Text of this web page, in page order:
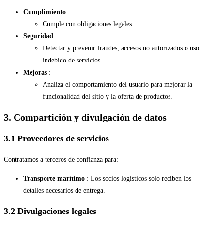
Cumplimiento :
Cumple con obligaciones legales.
Seguridad :
Detectar y prevenir fraudes, accesos no autorizados o uso
indebido de servicios.
Mejoras :
Analiza el comportamiento del usuario para mejorar la
funcionalidad del sitio y la oferta de productos.
3. Compartición y divulgación de datos
3.1 Proveedores de servicios
Contratamos a terceros de confianza para:
Transporte marítimo : Los socios logísticos solo reciben los
detalles necesarios de entrega.
3.2 Divulgaciones legales